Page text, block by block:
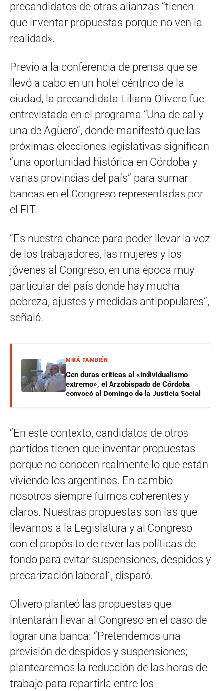
precandidatos de otras alianzas “tienen
que inventar propuestas porque no ven la
realidad».
Previo a la conferencia de prensa que se
llevó a cabo en un hotel céntrico de la
ciudad, la precandidata Liliana Olivero fue
entrevistada en el programa “Una de cal y
una de Agüero”, donde manifestó que las
próximas elecciones legislativas significan
“una oportunidad histórica en Córdoba y
varias provincias del país” para sumar
bancas en el Congreso representadas por
el FIT.
“Es nuestra chance para poder llevar la voz
de los trabajadores, las mujeres y los
jóvenes al Congreso, en una época muy
particular del país donde hay mucha
pobreza, ajustes y medidas antipopulares”,
señaló.
MIRÁ TAMBIÉN
Con duras críticas al «individualismo
extremo», el Arzobispado de Córdoba
convocó al Domingo de la Justicia Social
“En este contexto, candidatos de otros
partidos tienen que inventar propuestas
porque no conocen realmente lo que están
viviendo los argentinos. En cambio
nosotros siempre fuimos coherentes y
claros. Nuestras propuestas son las que
llevamos a la Legislatura y al Congreso
con el propósito de rever las políticas de
fondo para evitar suspensiones, despidos y
precarización laboral”, disparó.
Olivero planteó las propuestas que
intentarán llevar al Congreso en el caso de
lograr una banca: “Pretendemos una
previsión de despidos y suspensiones;
plantearemos la reducción de las horas de
trabajo para repartirla entre los